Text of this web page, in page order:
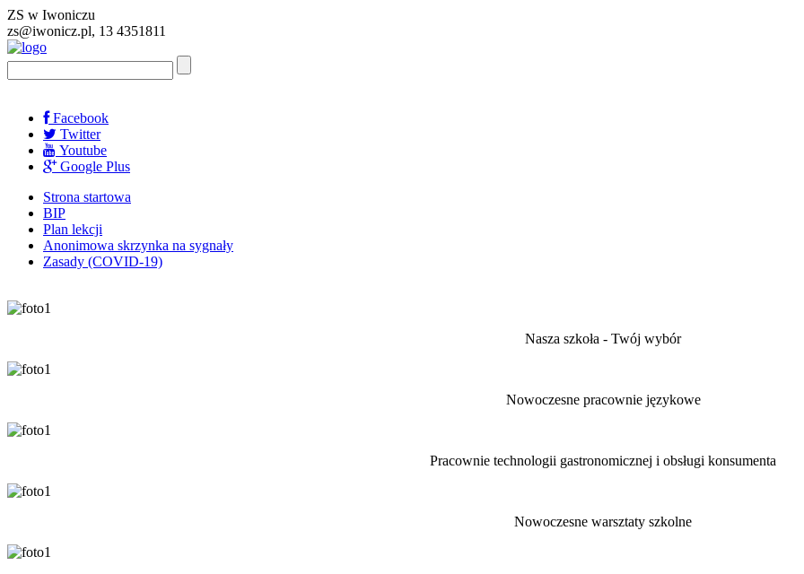
ZS w Iwoniczu
zs@iwonicz.pl, 13 4351811
Facebook
Twitter
Youtube
Google Plus
Strona startowa
BIP
Plan lekcji
Anonimowa skrzynka na sygnały
Zasady (COVID-19)
Nasza szkoła - Twój wybór
Nowoczesne pracownie językowe
Pracownie technologii gastronomicznej i obsługi konsumenta
Nowoczesne warsztaty szkolne